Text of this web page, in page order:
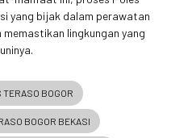
yang bijak dalam perawatan
lingkungan yang
BOGOR
BOGOR BEKASI